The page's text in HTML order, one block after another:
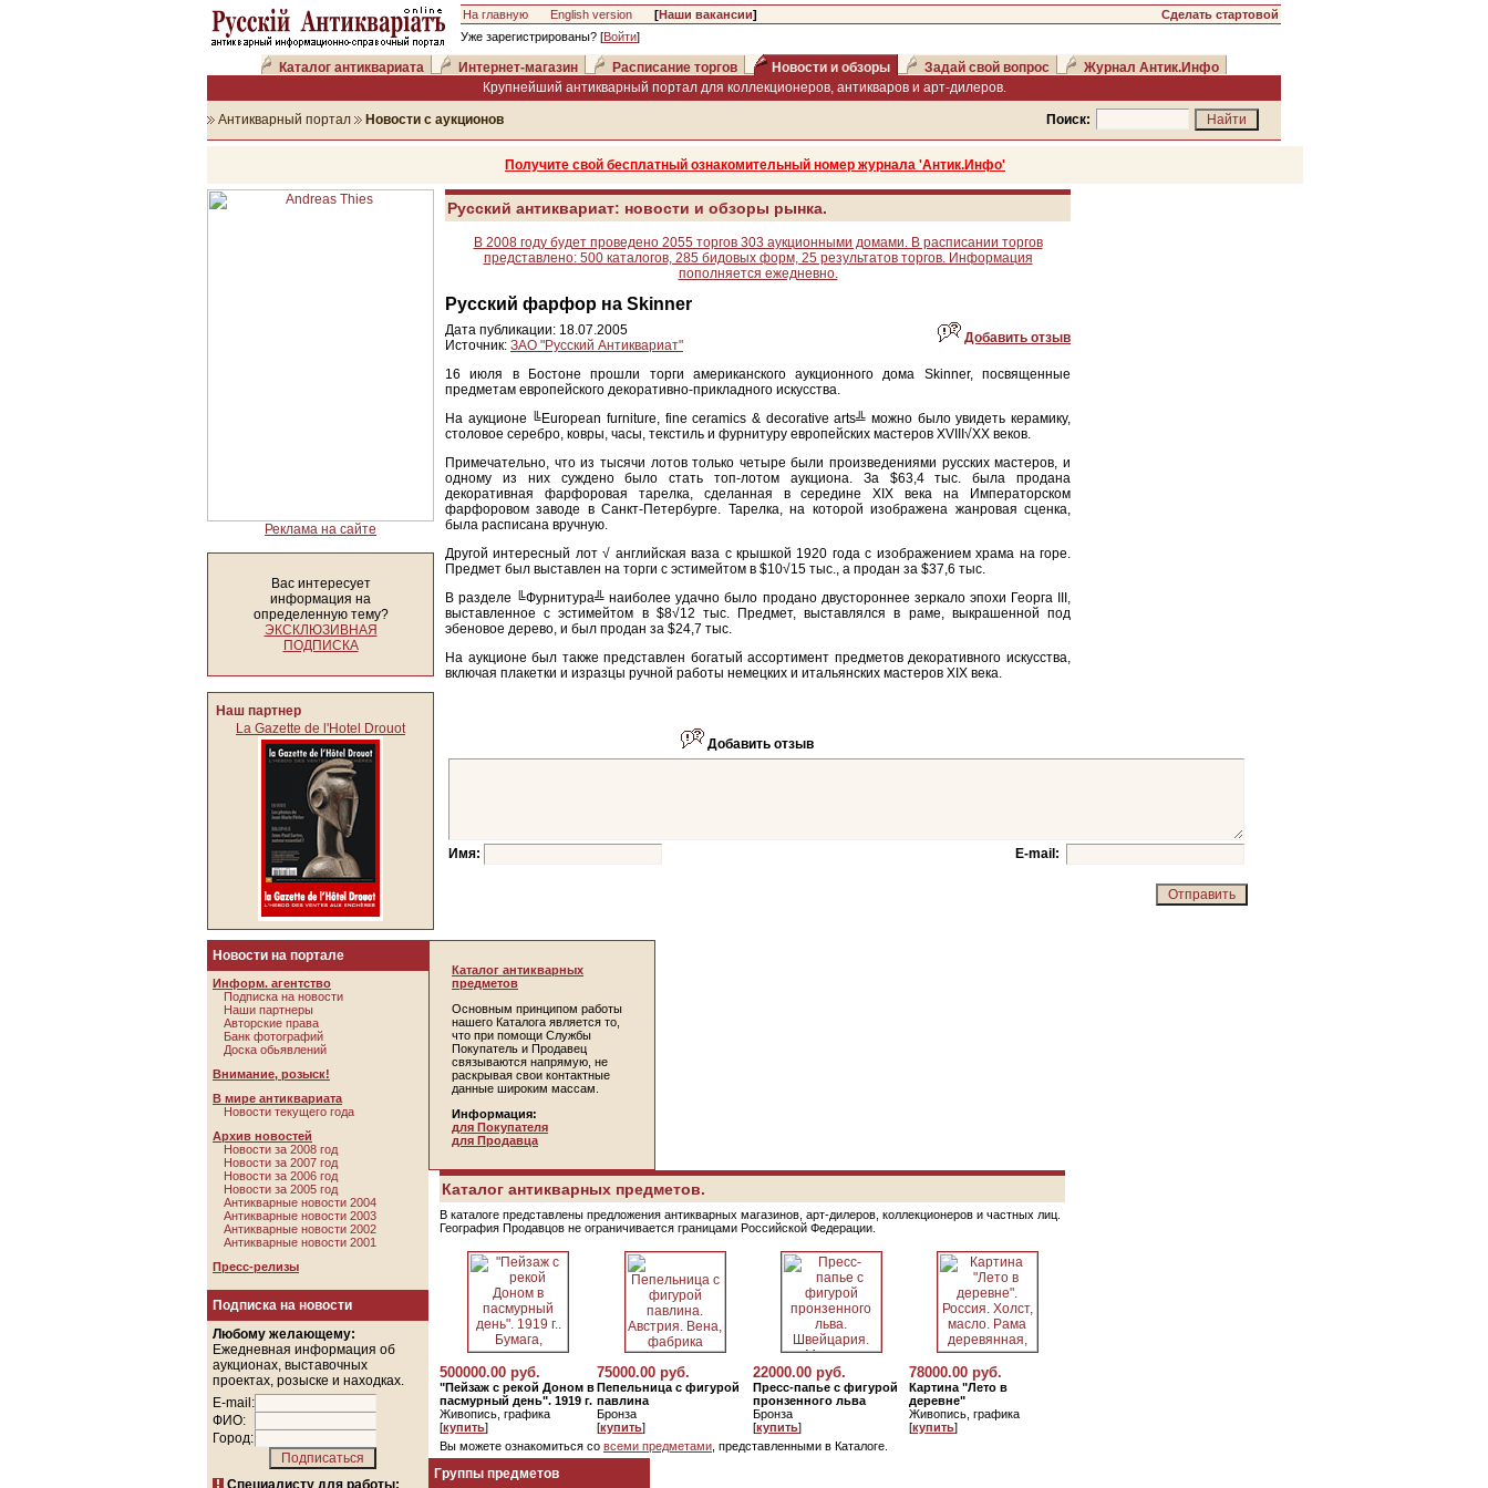
На главную English version [Наши вакансии]
Уже зарегистрированы? [Войти]
Сделать стартовой
Каталог антиквариата Интернет-магазин Расписание торгов Новости и обзоры Задай свой вопрос
Журнал Антик.Инфо
Крупнейший антикварный портал для коллекционеров, антикваров и арт-дилеров.
Антикварный портал Новости с аукционов Поиск:
Получите свой бесплатный ознакомительный номер журнала 'Антик.Инфо'
Реклама на сайте
Вас интересует
информация на
определенную тему?
ЭКСКЛЮЗИВНАЯ
ПОДПИСКА
Наш партнер
La Gazette de l'Hotel Drouot
Русский антиквариат: новости и обзоры рынка.
В 2008 году будет проведено 2055 торгов 303 аукционными домами. В расписании торгов
представлено: 500 каталогов, 285 бидовых форм, 25 результатов торгов. Информация
пополняется ежедневно.
Русский фарфор на Skinner
Дата публикации: 18.07.2005
Источник: ЗАО "Русский Антиквариат" Добавить отзыв
16 июля в Бостоне прошли торги американского аукционного дома Skinner, посвященные
предметам европейского декоративно-прикладного искусства.
На аукционе ╚European furniture, fine ceramics & decorative arts╩ можно было увидеть керамику,
столовое серебро, ковры, часы, текстиль и фурнитуру европейских мастеров XVIII√XX веков.
Примечательно, что из тысячи лотов только четыре были произведениями русских мастеров, и
одному из них суждено было стать топ-лотом аукциона. За $63,4 тыс. была продана
декоративная фарфоровая тарелка, сделанная в середине XIX века на Императорском
фарфоровом заводе в Санкт-Петербурге. Тарелка, на которой изображена жанровая сценка,
была расписана вручную.
Другой интересный лот √ английская ваза с крышкой 1920 года с изображением храма на горе.
Предмет был выставлен на торги с эстимейтом в $10√15 тыс., а продан за $37,6 тыс.
В разделе ╚Фурнитура╩ наиболее удачно было продано двустороннее зеркало эпохи Георга III,
выставленное с эстимейтом в $8√12 тыс. Предмет, выставлялся в раме, выкрашенной под
эбеновое дерево, и был продан за $24,7 тыс.
На аукционе был также представлен богатый ассортимент предметов декоративного искусства,
включая плакетки и изразцы ручной работы немецких и итальянских мастеров XIX века.
Добавить отзыв
Имя: E-mail:
Новости на портале
Информ. агентство
Подписка на новости
Наши партнеры
Авторские права
Банк фотографий
Доска обьявлений
Внимание, розыск!
В мире антиквариата
Новости текущего года
Архив новостей
Новости за 2008 год
Новости за 2007 год
Новости за 2006 год
Новости за 2005 год
Антикварные новости 2004
Антикварные новости 2003
Антикварные новости 2002
Антикварные новости 2001
Пресс-релизы
Подписка на новости
Любому желающему:
Ежедневная информация об
аукционах, выставочных
проектах, розыске и находках.
E-mail:
ФИО:
Город:
Специалисту для работы:
Каталог антикварных
предметов
Основным принципом работы
нашего Каталога является то,
что при помощи Службы
Покупатель и Продавец
связываются напрямую, не
раскрывая свои контактные
данные широким массам.
Информация:
для Покупателя
для Продавца
Каталог антикварных предметов.
В каталоге представлены предложения антикварных магазинов, арт-дилеров, коллекционеров и частных лиц.
География Продавцов не ограничивается границами Российской Федерации.
500000.00 руб.
"Пейзаж с рекой Доном в
пасмурный день". 1919 г.
Живопись, графика
[купить]
75000.00 руб.
Пепельница с фигурой
павлина
Бронза
[купить]
22000.00 руб.
Пресс-папье с фигурой
пронзенного льва
Бронза
[купить]
78000.00 руб.
Картина "Лето в
деревне"
Живопись, графика
[купить]
Вы можете ознакомиться со всеми предметами , представленными в Каталоге.
Группы предметов